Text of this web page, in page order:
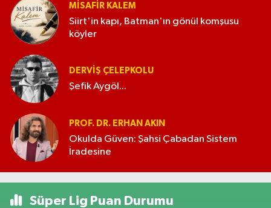
MISAFIR KALEM
Siirt'in kapı, Batman'ın gönül komşusu
köyler
DERVIŞ ÇELEPKOLU
Şefik Aygöl...
PROF. DR. ERHAN AKIN
Okulda Güven: Şahsi Çabadan Sistem
İradesine
Süper Lig Puan Durumu